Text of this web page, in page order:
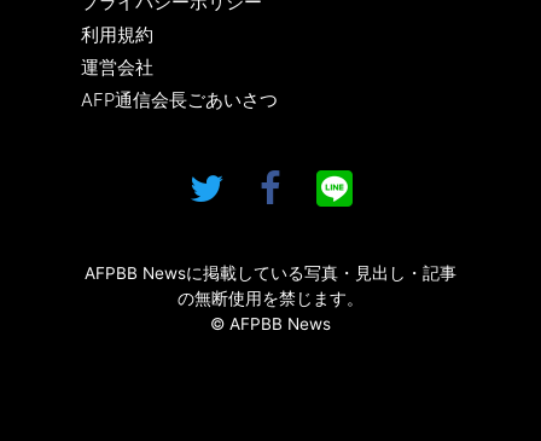
利用規約
運営会社
AFP通信会長ごあいさつ
AFPBB Newsに掲載している写真・見出し・記事
の無断使用を禁じます。
© AFPBB News